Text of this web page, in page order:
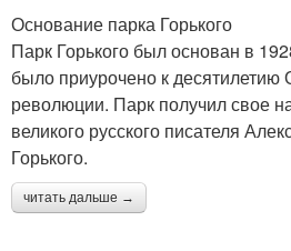
Основание парка Горького
Парк Горького был основан в
было приурочено к десятилетию
революции. Парк получил свое
великого русского писателя
Горького.
читать дальше →